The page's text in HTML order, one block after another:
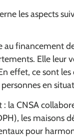
les aspects
au financement
Elle leur
effet, ce sont
en
la CNSA
les maisons
pour